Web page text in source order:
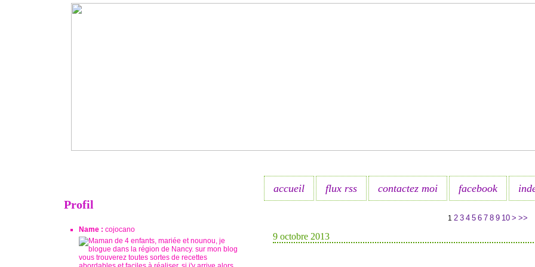
Profil
Name : cojocano
accueil flux rss contactez moi facebook
1 2 3 4 5 6 7 8 9 10 > >>
9 octobre 2013